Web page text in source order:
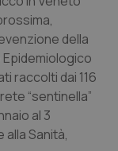
della
raccolti dai 116
“sentinella”
al 3
Sanità,